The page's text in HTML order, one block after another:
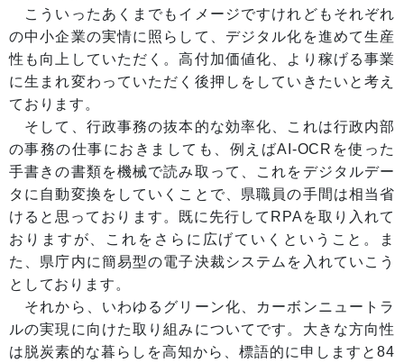
こういったあくまでもイメージですけれどもそれぞれ
の中小企業の実情に照らして、デジタル化を進めて生産
性も向上していただく。高付加価値化、より稼げる事業
に生まれ変わっていただく後押しをしていきたいと考え
ております。
そして、行政事務の抜本的な効率化、これは行政内部
の事務の仕事におきましても、例えばAI-OCRを使った
手書きの書類を機械で読み取って、これをデジタルデー
タに自動変換をしていくことで、県職員の手間は相当省
けると思っております。既に先行してRPAを取り入れて
おりますが、これをさらに広げていくということ。ま
た、県庁内に簡易型の電子決裁システムを入れていこう
としております。
それから、いわゆるグリーン化、カーボンニュートラ
ルの実現に向けた取り組みについてです。大きな方向性
は脱炭素的な暮らしを高知から、標語的に申しますと84